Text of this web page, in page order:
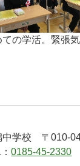
ての学活。緊張気
中学校 〒010-
0185-45-2330